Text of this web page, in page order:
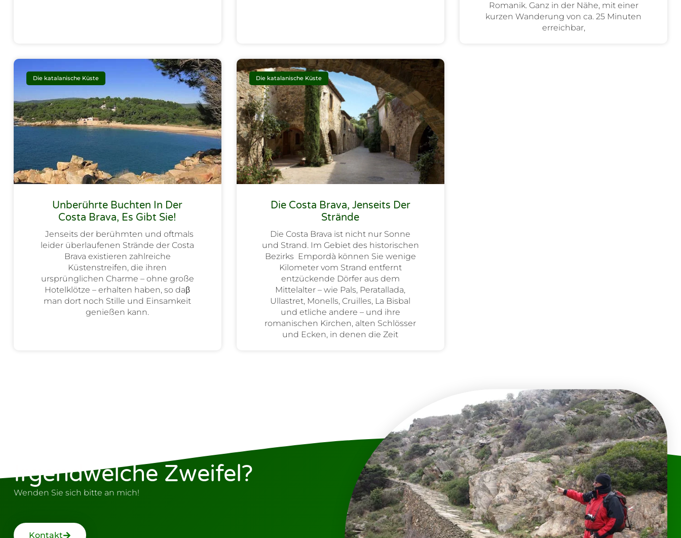
Romanik. Ganz in der Nähe, mit einer
kurzen Wanderung von ca. 25 Minuten
erreichbar,
Die katalanische Küste
Unberührte Buchten In Der
Costa Brava, Es Gibt Sie!
Jenseits der berühmten und oftmals
leider überlaufenen Strände der Costa
Brava existieren zahlreiche
Küstenstreifen, die ihren
ursprünglichen Charme – ohne große
Hotelklötze – erhalten haben, so daβ
man dort noch Stille und Einsamkeit
genießen kann.
Die katalanische Küste
Die Costa Brava, Jenseits Der
Strände
Die Costa Brava ist nicht nur Sonne
und Strand. Im Gebiet des historischen
Bezirks Empordà können Sie wenige
Kilometer vom Strand entfernt
entzückende Dörfer aus dem
Mittelalter – wie Pals, Peratallada,
Ullastret, Monells, Cruilles, La Bisbal
und etliche andere – und ihre
romanischen Kirchen, alten Schlösser
und Ecken, in denen die Zeit
Irgendwelche Zweifel?
Wenden Sie sich bitte an mich!
Kontakt